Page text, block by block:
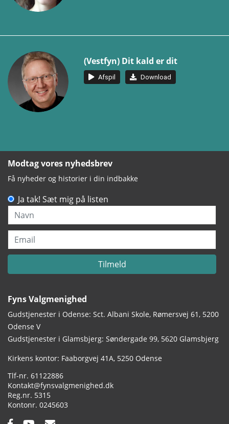
(Vestfyn) Dit kald er dit
Afspil Download
Fyns Valgmenighed
Gudstjenester i Odense: Sct. Albani Skole, Rømersvej 61, 5200
Odense V
Gudstjenester i Glamsbjerg: Søndergade 99, 5620 Glamsbjerg
Adresse:
Kirkens kontor: Faaborgvej 41A 5250 Odense
Tlf.:
61122886
Email:
Kontakt@fynsvalgmenighed.dk
Reg.nr.:
5315
Kontonummer:
0245603
Modtag vores nyhedsbrev
Få nyheder og historier i din indbakke
Ja tak! Sæt mig på listen
Navn
Email
Tilmeld